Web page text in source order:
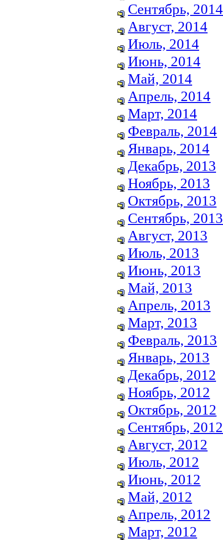
Сентябрь, 2014
Август, 2014
Июль, 2014
Июнь, 2014
Май, 2014
Апрель, 2014
Март, 2014
Февраль, 2014
Январь, 2014
Декабрь, 2013
Ноябрь, 2013
Октябрь, 2013
Сентябрь, 2013
Август, 2013
Июль, 2013
Июнь, 2013
Май, 2013
Апрель, 2013
Март, 2013
Февраль, 2013
Январь, 2013
Декабрь, 2012
Ноябрь, 2012
Октябрь, 2012
Сентябрь, 2012
Август, 2012
Июль, 2012
Июнь, 2012
Май, 2012
Апрель, 2012
Март, 2012